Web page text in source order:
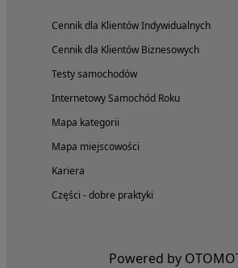
Cennik dla Klientów Indywidualnych
Cennik dla Klientów Biznesowych
Testy samochodów
Internetowy Samochód Roku
Mapa kategorii
Mapa miejscowości
Kariera
Części - dobre praktyki
Powered by